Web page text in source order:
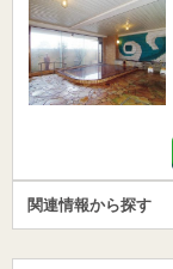
関連情報から探す